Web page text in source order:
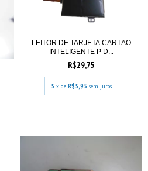
LEITOR DE TARJETA CARTÃO
INTELIGENTE P D...
R$29,75
5 x de R$5,95 sem juros